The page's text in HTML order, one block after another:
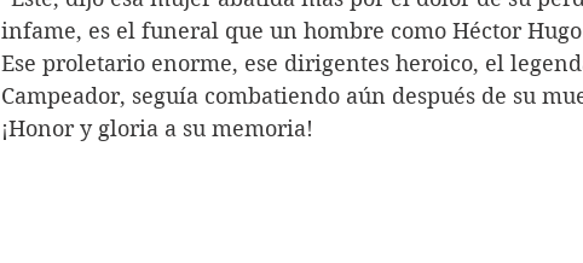
infame, es el funeral que un hombre como Héctor Hugo
Ese proletario enorme, ese dirigentes heroico, el
Campeador, seguía combatiendo aún después de su
¡Honor y gloria a su memoria!